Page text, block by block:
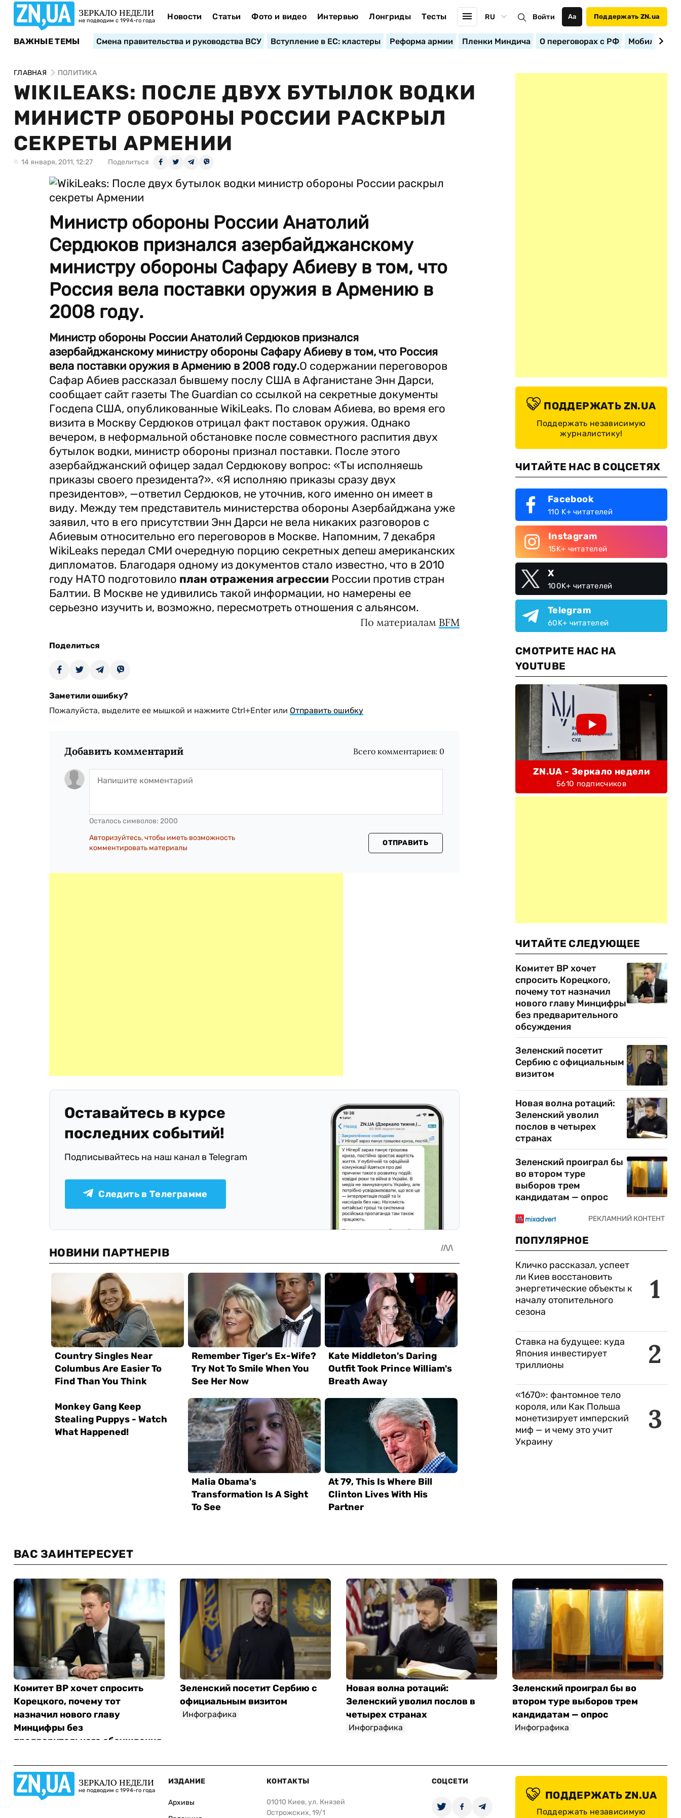
ЗЕРКАЛО НЕДЕЛИ
не подводим с 1994-го года Новости Статьи Фото и видео Интервью Лонгриды Тесты RU Войти Аа Поддержать ZN.ua
ВАЖНЫЕ ТЕМЫ Смена правительства и руководства ВСУ Вступление в ЕС: кластеры Реформа армии Пленки Миндича О переговорах с РФ
ГЛАВНАЯ ПОЛИТИКА
WIKILEAKS: ПОСЛЕ ДВУХ БУТЫЛОК ВОДКИ
МИНИСТР ОБОРОНЫ РОССИИ РАСКРЫЛ
СЕКРЕТЫ АРМЕНИИ
14 января, 2011, 12:27 Поделиться
Министр обороны России Анатолий
Сердюков признался азербайджанскому
министру обороны Сафару Абиеву в том, что
Россия вела поставки оружия в Армению в
2008 году.
Министр обороны России Анатолий Сердюков признался
азербайджанскому министру обороны Сафару Абиеву в том, что Россия
вела поставки оружия в Армению в 2008 году.О содержании переговоров
Сафар Абиев рассказал бывшему послу США в Афганистане Энн Дарси,
сообщает сайт газеты The Guardian со ссылкой на секретные документы
Госдепа США, опубликованные WikiLeaks. По словам Абиева, во время его
визита в Москву Сердюков отрицал факт поставок оружия. Однако
вечером, в неформальной обстановке после совместного распития двух
бутылок водки, министр обороны признал поставки. После этого
азербайджанский офицер задал Сердюкову вопрос: «Ты исполняешь
приказы своего президента?». «Я исполняю приказы сразу двух
президентов», —ответил Сердюков, не уточнив, кого именно он имеет в
виду. Между тем представитель министерства обороны Азербайджана уже
заявил, что в его присутствии Энн Дарси не вела никаких разговоров с
Абиевым относительно его переговоров в Москве. Напомним, 7 декабря
WikiLeaks передал СМИ очередную порцию секретных депеш американских
дипломатов. Благодаря одному из документов стало известно, что в 2010
году НАТО подготовило план отражения агрессии России против стран
Балтии. В Москве не удивились такой информации, но намерены ее
серьезно изучить и, возможно, пересмотреть отношения с альянсом.
По материалам BFM
Поделиться
Заметили ошибку?
Пожалуйста, выделите ее мышкой и нажмите Ctrl+Enter или Отправить ошибку
Добавить комментарий Всего комментариев: 0
Осталось символов: 2000
Авторизуйтесь, чтобы иметь возможность
комментировать материалы
ОТПРАВИТЬ
Оставайтесь в курсе
последних событий!
Подписывайтесь на наш канал в Telegram
Следить в Телеграмме
ПОДДЕРЖАТЬ ZN.UA
Поддержать независимую
журналистику!
ЧИТАЙТЕ НАС В СОЦСЕТЯХ
Facebook
110 K+ читателей
Instagram
15K+ читателей
X
100K+ читателей
Telegram
60K+ читателей
СМОТРИТЕ НАС НА
YOUTUBE
ZN.UA - Зеркало недели
5610 подписчиков
ЧИТАЙТЕ СЛЕДУЮЩЕЕ
Комитет ВР хочет
спросить Корецкого,
почему тот назначил
нового главу Минцифры
без предварительного
обсуждения
Зеленский посетит
Сербию с официальным
визитом
Новая волна ротаций:
Зеленский уволил
послов в четырех
странах
Зеленский проиграл бы
во втором туре
выборов трем
кандидатам — опрос
ПОПУЛЯРНОЕ
1
Кличко рассказал, успеет
ли Киев восстановить
энергетические объекты к
началу отопительного
сезона
2
Ставка на будущее: куда
Япония инвестирует
триллионы
3
«1670»: фантомное тело
короля, или Как Польша
монетизирует имперский
миф — и чему это учит
Украину
ВАС ЗАИНТЕРЕСУЕТ
Комитет ВР хочет спросить
Корецкого, почему тот
назначил нового главу
Минцифры без
предварительного обсуждения
Зеленский посетит Сербию с
официальным визитом
Инфографика
Новая волна ротаций:
Зеленский уволил послов в
четырех странах
Инфографика
Зеленский проиграл бы во
втором туре выборов трем
кандидатам — опрос
Инфографика
ЗЕРКАЛО НЕДЕЛИ
не подводим с 1994-го года
ИЗДАНИЕ
Архивы
КОНТАКТЫ
01010 Киев, ул. Князей
Острожских, 19/1
СОЦСЕТИ
ПОДДЕРЖАТЬ ZN.UA
Поддержать независимую